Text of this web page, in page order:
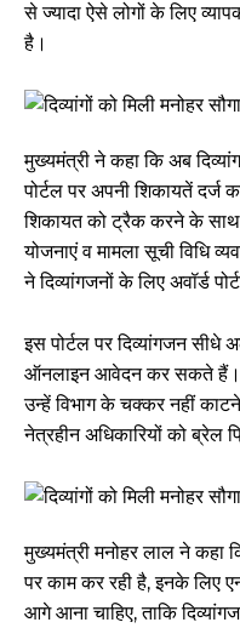
से ज्यादा ऐसे लोगों के लिए
है।
मुख्यमंत्री ने कहा कि अब
पोर्टल पर अपनी शिकायतें दर्ज
शिकायत को ट्रैक करने के
योजनाएं व मामला सूची विधि
ने दिव्यांगजनों के लिए अवॉर्ड
इस पोर्टल पर दिव्यांगजन
ऑनलाइन आवेदन कर सकते हैं।
उन्हें विभाग के चक्कर नहीं
नेत्रहीन अधिकारियों को ब्रेल
मुख्यमंत्री मनोहर लाल ने कहा
पर काम कर रही है, इनके लिए
आगे आना चाहिए, ताकि